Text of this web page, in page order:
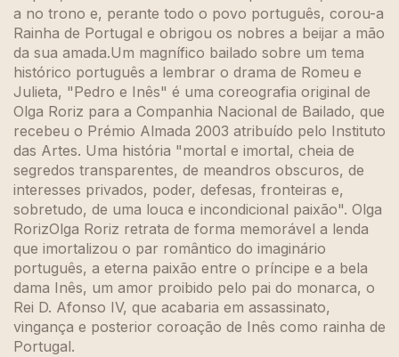
a no trono e, perante todo o povo português, corou-a
Rainha de Portugal e obrigou os nobres a beijar a mão
da sua amada.Um magnífico bailado sobre um tema
histórico português a lembrar o drama de Romeu e
Julieta, "Pedro e Inês" é uma coreografia original de
Olga Roriz para a Companhia Nacional de Bailado, que
recebeu o Prémio Almada 2003 atribuído pelo Instituto
das Artes. Uma história "mortal e imortal, cheia de
segredos transparentes, de meandros obscuros, de
interesses privados, poder, defesas, fronteiras e,
sobretudo, de uma louca e incondicional paixão". Olga
RorizOlga Roriz retrata de forma memorável a lenda
que imortalizou o par romântico do imaginário
português, a eterna paixão entre o príncipe e a bela
dama Inês, um amor proibido pelo pai do monarca, o
Rei D. Afonso IV, que acabaria em assassinato,
vingança e posterior coroação de Inês como rainha de
Portugal.